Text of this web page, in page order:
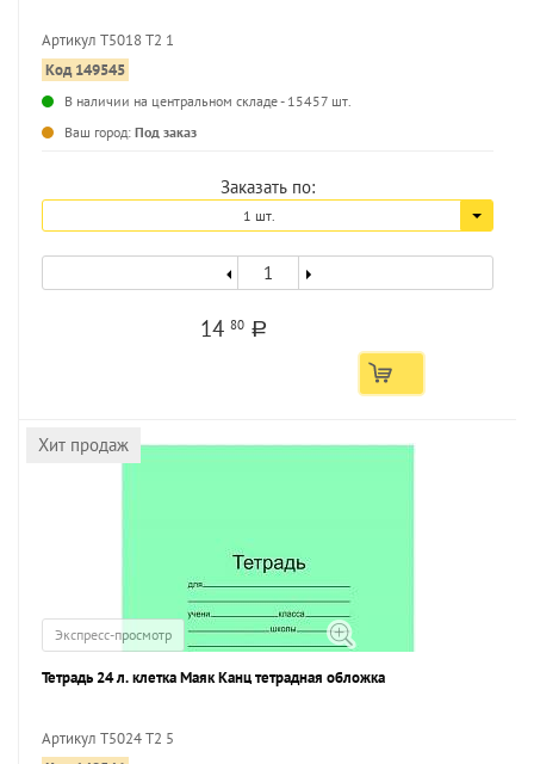
Артикул Т5018 Т2 1
Код 149545
В наличии на центральном складе - 15457 шт.
Ваш город: Под заказ
Заказать по:
1 шт.
1480 a
Хит продаж
Экспресс-просмотр
Тетрадь 24 л. клетка Маяк Канц тетрадная обложка
Артикул Т5024 Т2 5